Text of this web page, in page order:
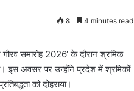
8 4 minutes read
गौरव समारोह 2026’ के दौरान श्रमिक
इस अवसर पर उन्होंने प्रदेश में श्रमिकों
को दोहराया।